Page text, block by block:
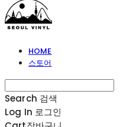
HOME
스토어
Search 검색
Log In 로그인